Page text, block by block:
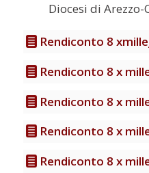
Diocesi di
Rendiconto 8
Rendiconto 8 x
Rendiconto 8 x
Rendiconto 8 x
Rendiconto 8 x